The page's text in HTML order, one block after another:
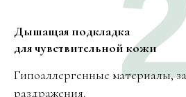
Дышащая подкладка
для чувствительной кожи
Гипоаллергенные материалы,
раздражения.